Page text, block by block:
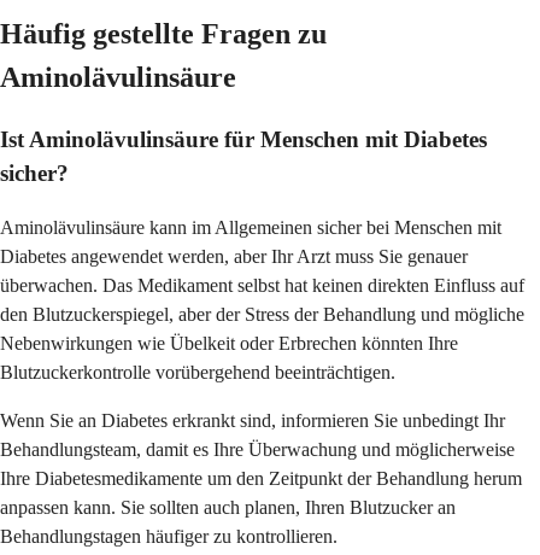
Häufig gestellte Fragen zu
Aminolävulinsäure
Ist Aminolävulinsäure für Menschen mit Diabetes
sicher?
Aminolävulinsäure kann im Allgemeinen sicher bei Menschen mit
Diabetes angewendet werden, aber Ihr Arzt muss Sie genauer
überwachen. Das Medikament selbst hat keinen direkten Einfluss auf
den Blutzuckerspiegel, aber der Stress der Behandlung und mögliche
Nebenwirkungen wie Übelkeit oder Erbrechen könnten Ihre
Blutzuckerkontrolle vorübergehend beeinträchtigen.
Wenn Sie an Diabetes erkrankt sind, informieren Sie unbedingt Ihr
Behandlungsteam, damit es Ihre Überwachung und möglicherweise
Ihre Diabetesmedikamente um den Zeitpunkt der Behandlung herum
anpassen kann. Sie sollten auch planen, Ihren Blutzucker an
Behandlungstagen häufiger zu kontrollieren.